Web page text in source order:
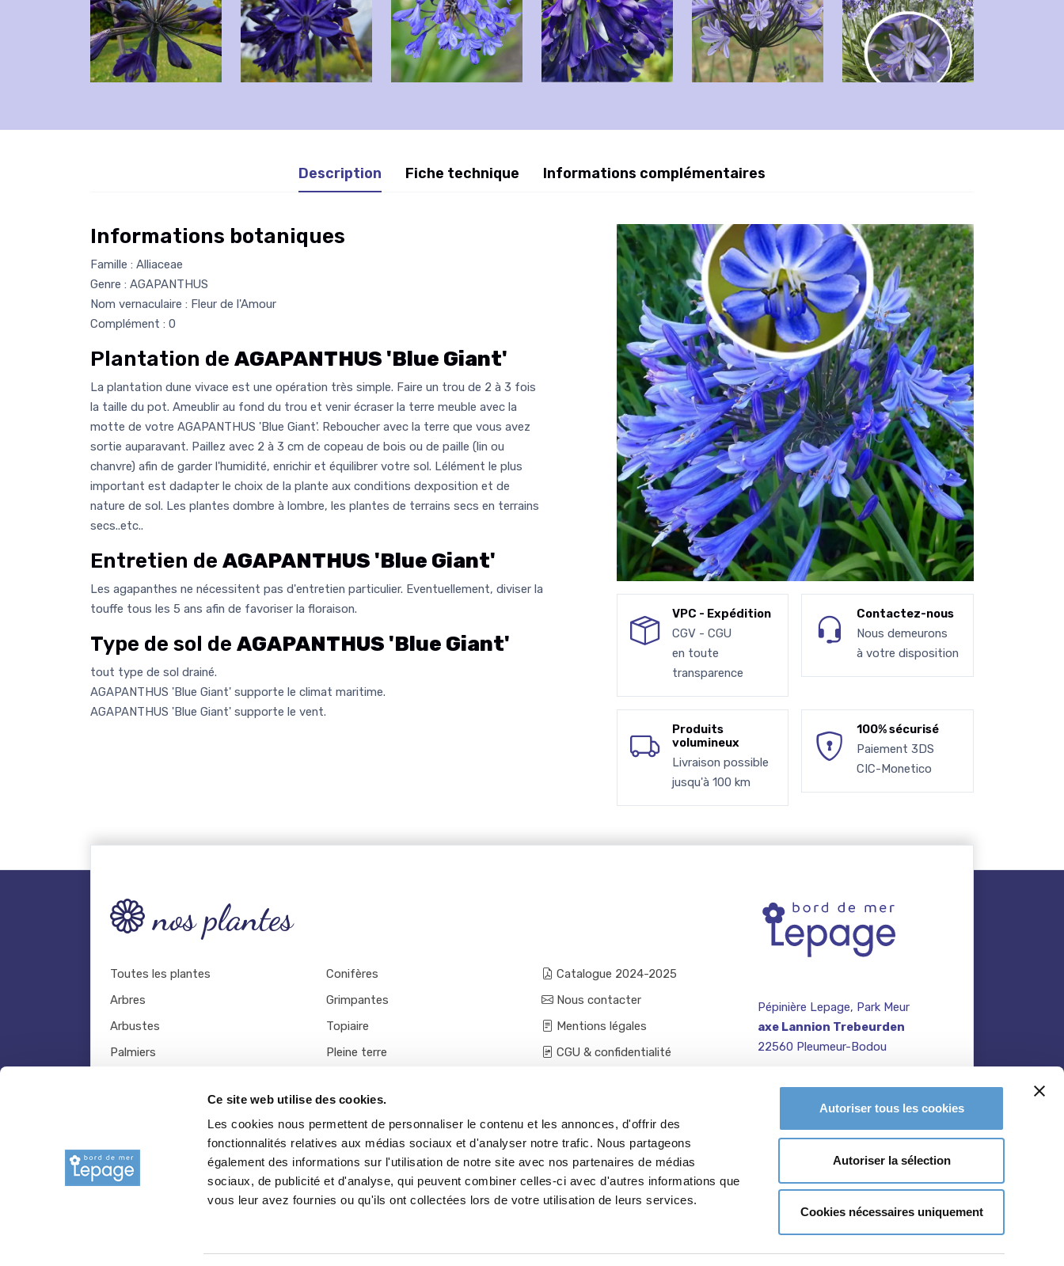
Ce site web utilise des cookies.
Les cookies nous permettent de personnaliser le contenu et les annonces, d'offrir des
fonctionnalités relatives aux médias sociaux et d'analyser notre trafic. Nous partageons
également des informations sur l'utilisation de notre site avec nos partenaires de médias
sociaux, de publicité et d'analyse, qui peuvent combiner celles-ci avec d'autres informations que
vous leur avez fournies ou qu'ils ont collectées lors de votre utilisation de leurs services.
Autoriser tous les cookies
Autoriser la sélection
Cookies nécessaires uniquement
Description Fiche technique Informations complémentaires
Informations botaniques
Famille : Alliaceae
Genre : AGAPANTHUS
Nom vernaculaire : Fleur de l'Amour
Complément : 0
Plantation de AGAPANTHUS 'Blue Giant'
La plantation dune vivace est une opération très simple. Faire un trou de 2 à 3 fois
la taille du pot. Ameublir au fond du trou et venir écraser la terre meuble avec la
motte de votre AGAPANTHUS 'Blue Giant'. Reboucher avec la terre que vous avez
sortie auparavant. Paillez avec 2 à 3 cm de copeau de bois ou de paille (lin ou
chanvre) afin de garder l'humidité, enrichir et équilibrer votre sol. Lélément le plus
important est dadapter le choix de la plante aux conditions dexposition et de
nature de sol. Les plantes dombre à lombre, les plantes de terrains secs en terrains
secs..etc..
Entretien de AGAPANTHUS 'Blue Giant'
Les agapanthes ne nécessitent pas d'entretien particulier. Eventuellement, diviser la
touffe tous les 5 ans afin de favoriser la floraison.
Type de sol de AGAPANTHUS 'Blue Giant'
tout type de sol drainé.
AGAPANTHUS 'Blue Giant' supporte le climat maritime.
AGAPANTHUS 'Blue Giant' supporte le vent.
VPC - Expédition
CGV - CGU
en toute
transparence
Contactez-nous
Nous demeurons
à votre disposition
Produits
volumineux
Livraison possible
jusqu'à 100 km
100% sécurisé
Paiement 3DS
CIC-Monetico
nos plantes
Toutes les plantes
Arbres
Arbustes
Palmiers
Rosiers
Conifères
Grimpantes
Topiaire
Pleine terre
Vivaces
Outils et accessoires
Catalogue 2024-2025
Nous contacter
Mentions légales
CGU & confidentialité
Pépinière Lepage, Park Meur
axe Lannion Trebeurden
22560 Pleumeur-Bodou
bretagne.fr
02 96 47 27 64
© 2026 copyright Pepiniere-bretagne.fr